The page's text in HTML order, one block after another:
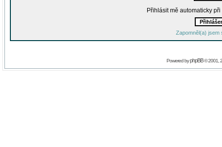
Přihlásit mě automaticky
Zapomněl(a) jsem
Powered byphpBB© 2001,